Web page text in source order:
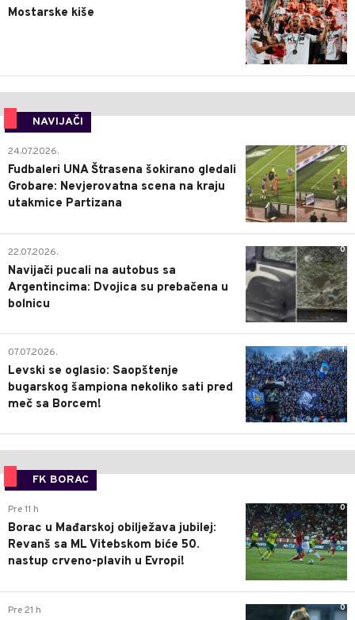
Mostarske kiše
NAVIJAČI
0
24.07.2026.
Fudbaleri UNA Štrasena šokirano gledali
Grobare: Nevjerovatna scena na kraju
utakmice Partizana
0
22.07.2026.
Navijači pucali na autobus sa
Argentincima: Dvojica su prebačena u
bolnicu
1
07.07.2026.
Levski se oglasio: Saopštenje
bugarskog šampiona nekoliko sati pred
meč sa Borcem!
FK BORAC
0
Pre 11 h
Borac u Mađarskoj obilježava jubilej:
Revanš sa ML Vitebskom biće 50.
nastup crveno-plavih u Evropi!
0
Pre 21 h